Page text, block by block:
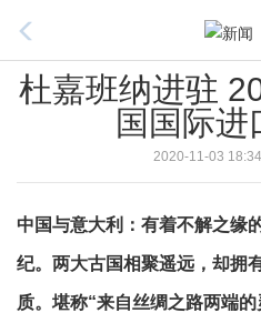
杜嘉班纳进驻
国国际进
2020-11-03
中国与意大利：有着不解之缘
纪。两大古国相聚遥远，却拥
质。堪称“来自丝绸之路两端的